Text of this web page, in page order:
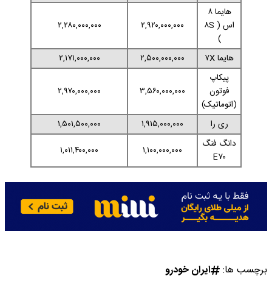
هایما ۸
اس ( ۸S
)
۲,۹۲۰,۰۰۰,۰۰۰ ۲,۲۸۰,۰۰۰,۰۰۰
هایما ۷X ۲,۵۰۰,۰۰۰,۰۰۰
۲,۱۷۱,۰۰۰,۰۰۰
پیکاپ
فوتون
(اتوماتیک)
۳,۵۶۰,۰۰۰,۰۰۰ ۲,۹۷۰,۰۰۰,۰۰۰
ری را ۱,۹۱۵,۰۰۰,۰۰۰
۱,۵۰۱,۵۰۰,۰۰۰
دانگ فنگ
E۷۰
۱,۱۰۰,۰۰۰,۰۰۰ ۱,۰۱۱,۴۰۰,۰۰۰
برچسب ها: ایران خودرو